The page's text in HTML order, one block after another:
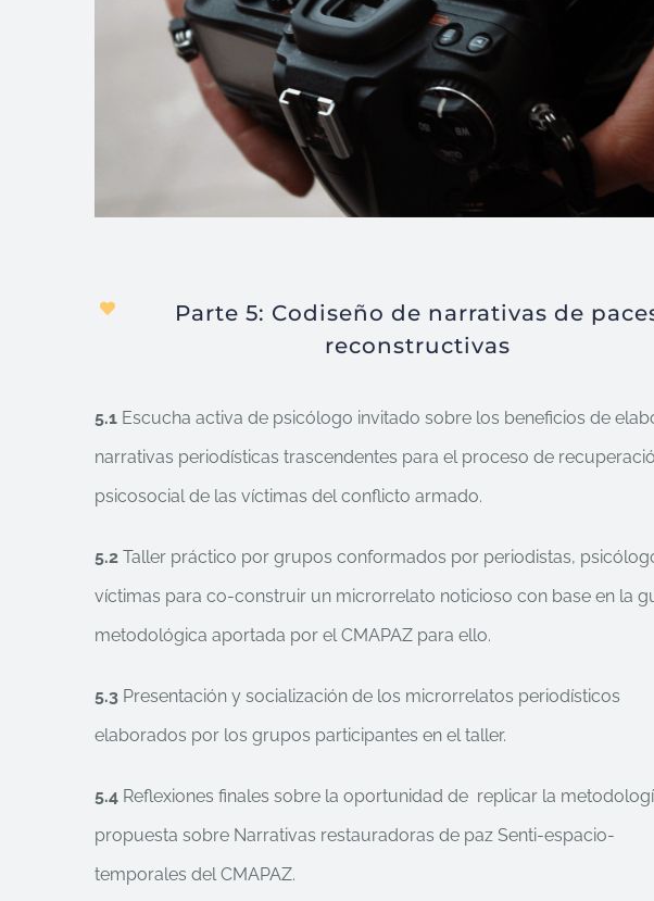
Parte 5: Codiseño de narrativas de
reconstructivas
5.1Escucha activa de psicólogo invitado sobre los beneficios de
narrativas periodísticas trascendentes para el proceso de
psicosocial de las víctimas del conflicto armado.
5.2Taller práctico por grupos conformados por periodistas,
víctimas para co-construir un microrrelato noticioso con base en la
metodológica aportada por el CMAPAZ para ello.
5.3Presentación y socialización de los microrrelatos periodísticos
elaborados por los grupos participantes en el taller.
5.4Reflexiones finales sobre la oportunidad de replicar la
propuesta sobre Narrativas restauradoras de paz Senti-espacio-
temporales del CMAPAZ.